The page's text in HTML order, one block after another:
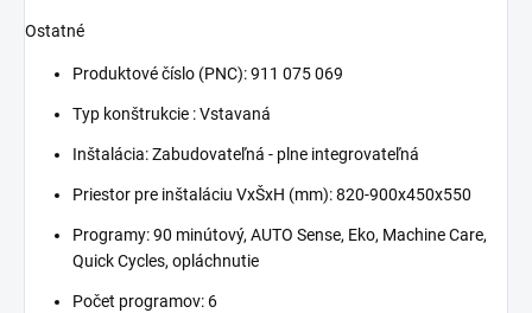
Ostatné
Produktové číslo (PNC):911 075 069
Typ konštrukcie : Vstavaná
Inštalácia: Zabudovateľná - plne integrovateľná
Priestor pre inštaláciu VxŠxH (mm): 820-900x450x550
Programy: 90 minútový, AUTO Sense, Eko, Machine Care,
Quick Cycles, opláchnutie
Počet programov: 6